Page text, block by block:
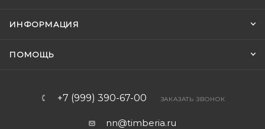
ИНФОРМАЦИЯ
ПОМОЩЬ
+7 (999) 390-67-00 ЗАКАЗАТЬ ЗВОНОК
nn@timberia.ru